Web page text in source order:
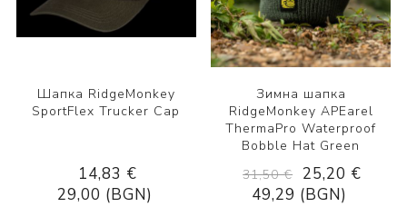
Шапка RidgeMonkey
SportFlex Trucker Cap
14,83 €
29,00 (BGN)
Зимна шапка
RidgeMonkey APEarel
ThermaPro Waterproof
Bobble Hat Green
31,50 €
25,20 €
49,29 (BGN)